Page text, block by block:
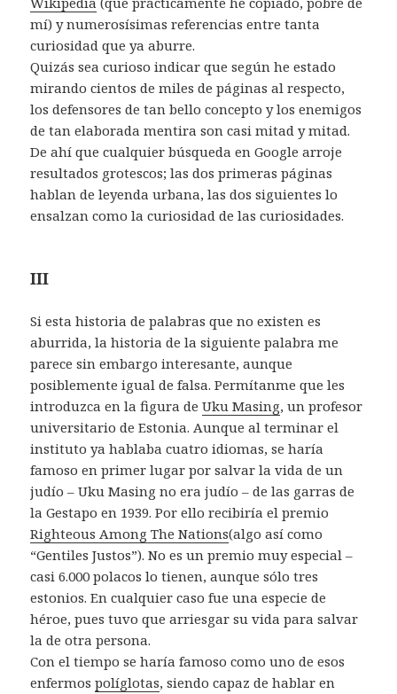
mí) y numerosísimas referencias entre tanta
curiosidad que ya aburre.
Quizás sea curioso indicar que según he estado
mirando cientos de miles de páginas al respecto,
los defensores de tan bello concepto y los enemigos
de tan elaborada mentira son casi mitad y mitad.
De ahí que cualquier búsqueda en Google arroje
resultados grotescos; las dos primeras páginas
hablan de leyenda urbana, las dos siguientes lo
ensalzan como la curiosidad de las curiosidades.
III
Si esta historia de palabras que no existen es
aburrida, la historia de la siguiente palabra me
parece sin embargo interesante, aunque
posiblemente igual de falsa. Permítanme que les
introduzca en la figura deUku Masing, un profesor
universitario de Estonia. Aunque al terminar el
instituto ya hablaba cuatro idiomas, se haría
famoso en primer lugar por salvar la vida de un
judío – Uku Masing no era judío – de las garras de
la Gestapo en 1939. Por ello recibiría el premio
Righteous Among The Nations(algo así como
“Gentiles Justos”). No es un premio muy especial –
casi 6.000 polacos lo tienen, aunque sólo tres
estonios. En cualquier caso fue una especie de
héroe, pues tuvo que arriesgar su vida para salvar
la de otra persona.
Con el tiempo se haría famoso como uno de esos
enfermospolíglotas, siendo capaz de hablar en